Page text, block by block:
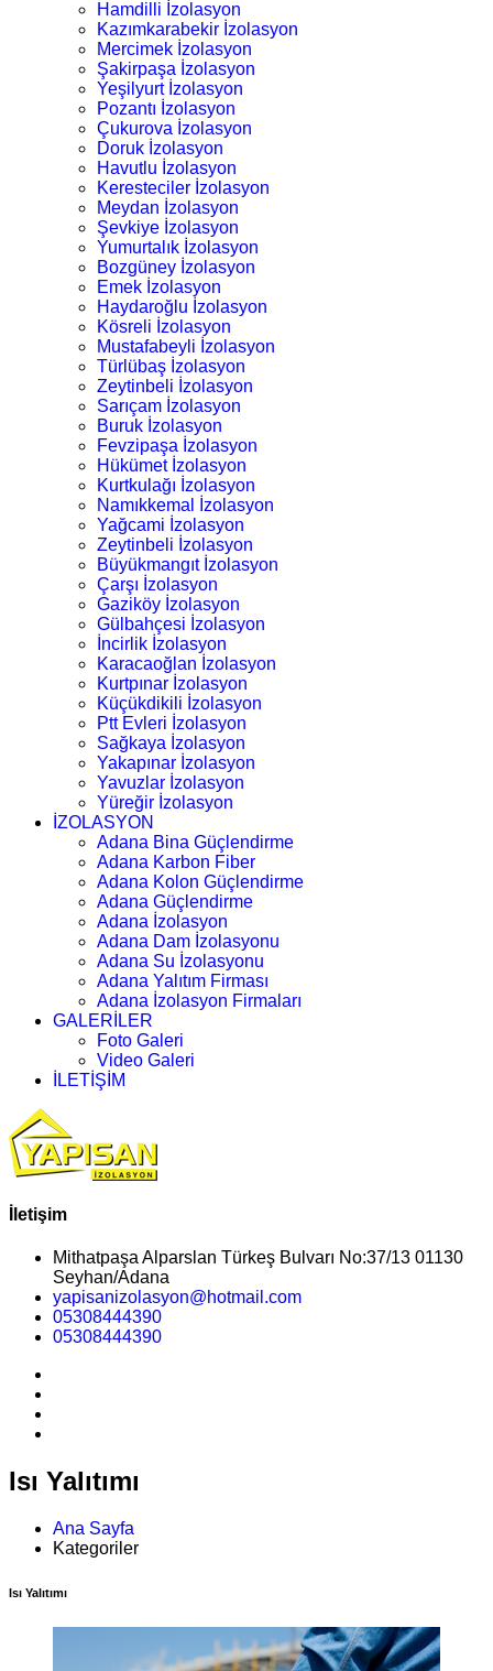
Hamdilli İzolasyon
Kazımkarabekir İzolasyon
Mercimek İzolasyon
Şakirpaşa İzolasyon
Yeşilyurt İzolasyon
Pozantı İzolasyon
Çukurova İzolasyon
Doruk İzolasyon
Havutlu İzolasyon
Keresteciler İzolasyon
Meydan İzolasyon
Şevkiye İzolasyon
Yumurtalık İzolasyon
Bozgüney İzolasyon
Emek İzolasyon
Haydaroğlu İzolasyon
Kösreli İzolasyon
Mustafabeyli İzolasyon
Türlübaş İzolasyon
Zeytinbeli İzolasyon
Sarıçam İzolasyon
Buruk İzolasyon
Fevzipaşa İzolasyon
Hükümet İzolasyon
Kurtkulağı İzolasyon
Namıkkemal İzolasyon
Yağcami İzolasyon
Zeytinbeli İzolasyon
Büyükmangıt İzolasyon
Çarşı İzolasyon
Gaziköy İzolasyon
Gülbahçesi İzolasyon
İncirlik İzolasyon
Karacaoğlan İzolasyon
Kurtpınar İzolasyon
Küçükdikili İzolasyon
Ptt Evleri İzolasyon
Sağkaya İzolasyon
Yakapınar İzolasyon
Yavuzlar İzolasyon
Yüreğir İzolasyon
İZOLASYON
Adana Bina Güçlendirme
Adana Karbon Fiber
Adana Kolon Güçlendirme
Adana Güçlendirme
Adana İzolasyon
Adana Dam İzolasyonu
Adana Su İzolasyonu
Adana Yalıtım Firması
Adana İzolasyon Firmaları
GALERİLER
Foto Galeri
Video Galeri
İLETİŞİM
İletişim
Mithatpaşa Alparslan Türkeş Bulvarı No:37/13 01130
Seyhan/Adana
yapisanizolasyon@hotmail.com
05308444390
05308444390
Isı Yalıtımı
Ana Sayfa
Kategoriler
Isı Yalıtımı